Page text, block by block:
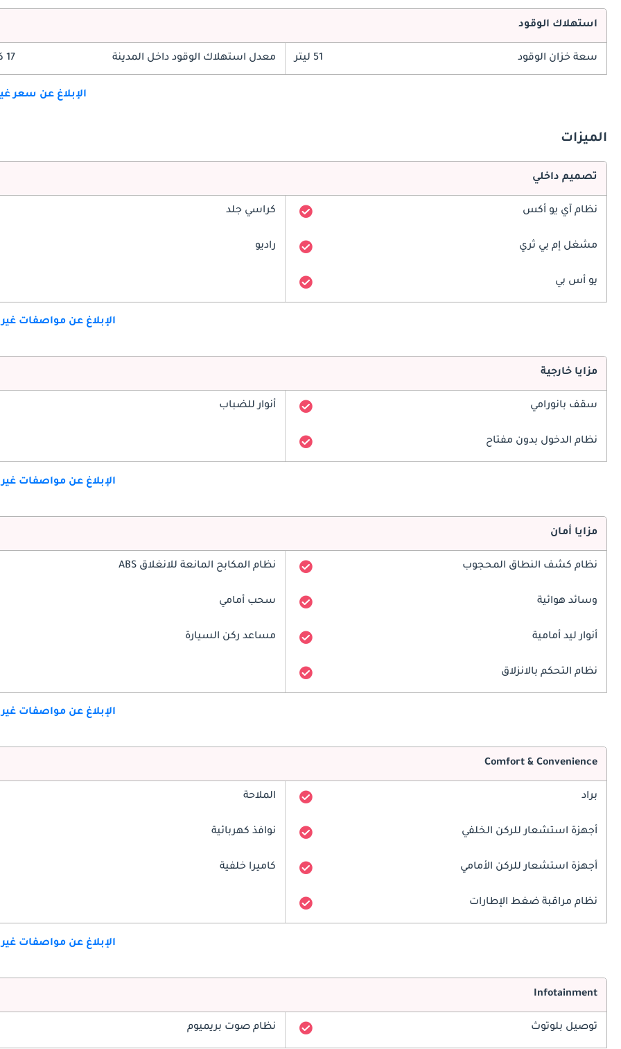
استهلاك الوقود
سعة خزان الوقود 51 ليتر معدل استهلاك الوقود داخل المدينة 17 كم/ليتر
الإبلاغ عن سعر
الميزات
تصميم داخلي
نظام آي يو أكس كراسي جلد
مشغل إم بي ثري راديو
يو أس بي
الإبلاغ عن مواصفات
مزايا خارجية
سقف بانورامي أنوار للضباب
نظام الدخول بدون مفتاح
الإبلاغ عن مواصفات
مزايا أمان
نظام كشف النطاق المحجوب نظام المكابح المانعة للانغلاق ABS
وسائد هوائية سحب أمامي
أنوار ليد أمامية مساعد ركن السيارة
نظام التحكم بالانزلاق
الإبلاغ عن مواصفات
Comfort & Convenience
براد الملاحة
أجهزة استشعار للركن الخلفي نوافذ كهربائية
أجهزة استشعار للركن الأمامي كاميرا خلفية
نظام مراقبة ضغط الإطارات
الإبلاغ عن مواصفات
Infotainment
توصيل بلوتوث نظام صوت بريميوم